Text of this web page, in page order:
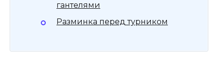
гантелями
Разминка перед турником